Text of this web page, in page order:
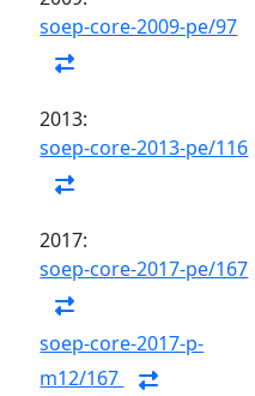
soep-core-2009-pe/97
2013:
soep-core-2013-pe/116
2017:
soep-core-2017-pe/167
soep-core-2017-p-
m12/167